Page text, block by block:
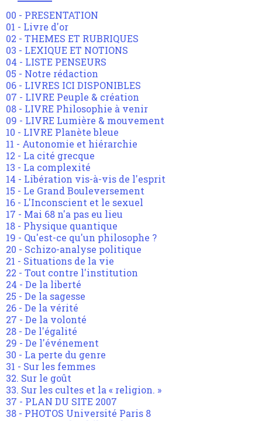
00 - PRESENTATION
01 - Livre d'or
02 - THEMES ET RUBRIQUES
03 - LEXIQUE ET NOTIONS
04 - LISTE PENSEURS
05 - Notre rédaction
06 - LIVRES ICI DISPONIBLES
07 - LIVRE Peuple & création
08 - LIVRE Philosophie à venir
09 - LIVRE Lumière & mouvement
10 - LIVRE Planète bleue
11 - Autonomie et hiérarchie
12 - La cité grecque
13 - La complexité
14 - Libération vis-à-vis de l'esprit
15 - Le Grand Bouleversement
16 - L'Inconscient et le sexuel
17 - Mai 68 n'a pas eu lieu
18 - Physique quantique
19 - Qu'est-ce qu'un philosophe ?
20 - Schizo-analyse politique
21 - Situations de la vie
22 - Tout contre l'institution
24 - De la liberté
25 - De la sagesse
26 - De la vérité
27 - De la volonté
28 - De l'égalité
29 - De l'événement
30 - La perte du genre
31 - Sur les femmes
32. Sur le goût
33. Sur les cultes et la « religion. »
37 - PLAN DU SITE 2007
38 - PHOTOS Université Paris 8